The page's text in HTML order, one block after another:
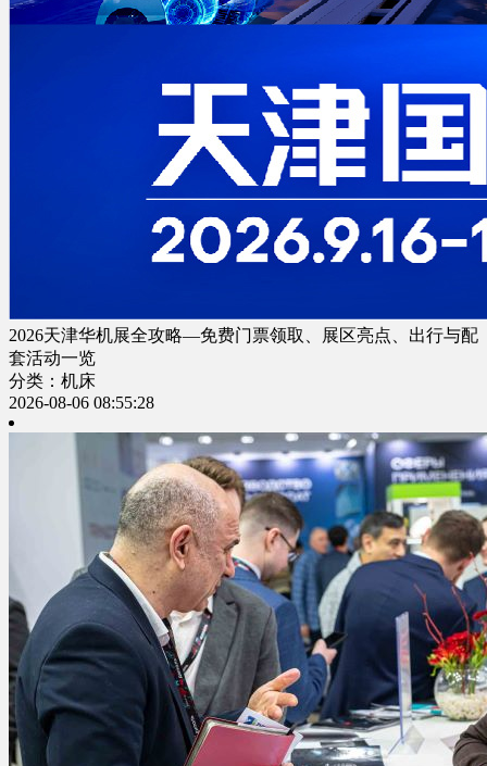
2026天津华机展全攻略—免费门票领取、展区亮点、出行与配
套活动一览
分类：机床
2026-08-06 08:55:28